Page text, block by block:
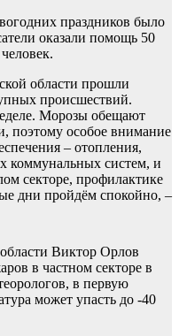
праздников было
оказали помощь 50
области прошли
происшествий.
Морозы обещают
поэтому особое внимание
– отопления,
коммунальных систем, и
секторе, профилактике
дни пройдём спокойно, –
Виктор Орлов
в частном секторе в
в первую
может упасть до -40